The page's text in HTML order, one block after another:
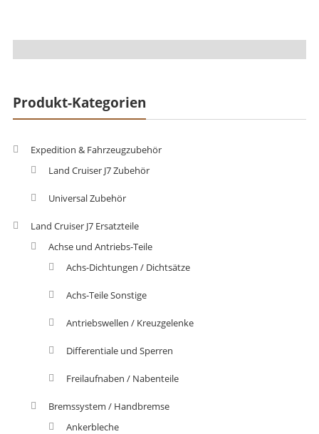
Produkt-Kategorien
Expedition & Fahrzeugzubehör
Land Cruiser J7 Zubehör
Universal Zubehör
Land Cruiser J7 Ersatzteile
Achse und Antriebs-Teile
Achs-Dichtungen / Dichtsätze
Achs-Teile Sonstige
Antriebswellen / Kreuzgelenke
Differentiale und Sperren
Freilaufnaben / Nabenteile
Bremssystem / Handbremse
Ankerbleche